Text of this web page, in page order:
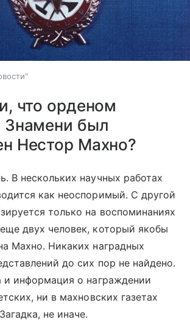
что орденом
Знамени был
Нестор Махно?
В нескольких научных работах
как неоспоримый. С другой
только на воспоминаниях
двух человек, который якобы
Махно. Никаких наградных
до сих пор не найдено.
и информация о награждении
ни в махновских газетах
не иначе.